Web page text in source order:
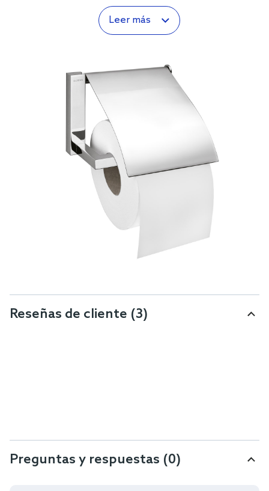
Leer más
Reseñas de cliente (3)
Preguntas y respuestas (0)